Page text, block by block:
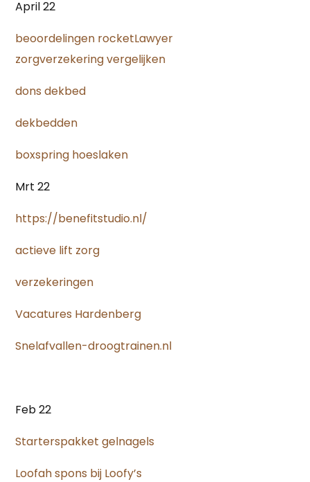
April 22
beoordelingen rocketLawyer
zorgverzekering vergelijken
dons dekbed
dekbedden
boxspring hoeslaken
Mrt 22
https://benefitstudio.nl/
actieve lift zorg
verzekeringen
Vacatures Hardenberg
Snelafvallen-droogtrainen.nl
Feb 22
Starterspakket gelnagels
Loofah spons bij Loofy’s